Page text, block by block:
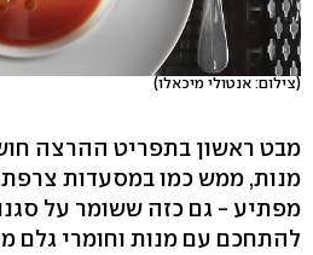
(צילום: אנטולי מיכאלו)
מבט ראשון בתפריט ההרצה
מנות, ממש כמו במסעדות צרפת,
מפתיע - גם כזה ששומר על
להתחכם עם מנות וחומרי גלם